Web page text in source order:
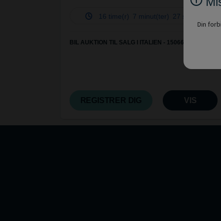
16 time(r) 7 minut(ter) 26 sekund(er)
BIL AUKTION TIL SALG I ITALIEN - 150668
VIS
Din